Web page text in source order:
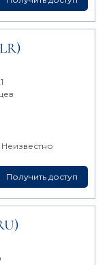
Неизвестно
Получить доступ